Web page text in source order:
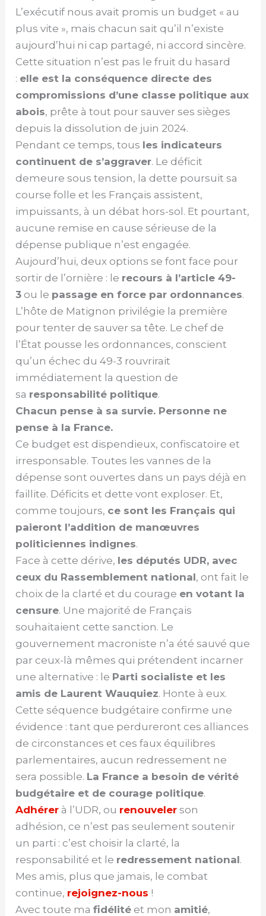
L’exécutif nous avait promis un budget « au
plus vite », mais chacun sait qu’il n’existe
aujourd’hui ni cap partagé, ni accord sincère.
Cette situation n’est pas le fruit du hasard
: elle est la conséquence directe des
compromissions d’une classe politique aux
abois, prête à tout pour sauver ses sièges
depuis la dissolution de juin 2024.
Pendant ce temps, tous les indicateurs
continuent de s’aggraver. Le déficit
demeure sous tension, la dette poursuit sa
course folle et les Français assistent,
impuissants, à un débat hors-sol. Et pourtant,
aucune remise en cause sérieuse de la
dépense publique n’est engagée.
Aujourd’hui, deux options se font face pour
sortir de l’ornière : le recours à l’article 49-
3 ou le passage en force par ordonnances.
L’hôte de Matignon privilégie la première
pour tenter de sauver sa tête. Le chef de
l’État pousse les ordonnances, conscient
qu’un échec du 49-3 rouvrirait
immédiatement la question de
sa responsabilité politique.
Chacun pense à sa survie. Personne ne
pense à la France.
Ce budget est dispendieux, confiscatoire et
irresponsable. Toutes les vannes de la
dépense sont ouvertes dans un pays déjà en
faillite. Déficits et dette vont exploser. Et,
comme toujours, ce sont les Français qui
paieront l’addition de manœuvres
politiciennes indignes.
Face à cette dérive, les députés UDR, avec
ceux du Rassemblement national, ont fait le
choix de la clarté et du courage en votant la
censure. Une majorité de Français
souhaitaient cette sanction. Le
gouvernement macroniste n’a été sauvé que
par ceux-là mêmes qui prétendent incarner
une alternative : le Parti socialiste et les
amis de Laurent Wauquiez. Honte à eux.
Cette séquence budgétaire confirme une
évidence : tant que perdureront ces alliances
de circonstances et ces faux équilibres
parlementaires, aucun redressement ne
sera possible. La France a besoin de vérité
budgétaire et de courage politique.
Adhérer à l’UDR, ou renouveler son
adhésion, ce n’est pas seulement soutenir
un parti : c’est choisir la clarté, la
responsabilité et le redressement national.
Mes amis, plus que jamais, le combat
continue, rejoignez-nous !
Avec toute mafidélité et mon amitié,